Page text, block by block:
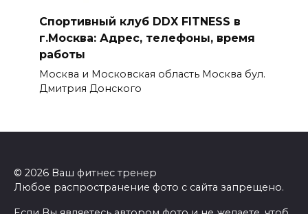
Спортивный клуб DDX FITNESS в
г.Москва: Адрес, телефоны, время
работы
Москва и Московская область Москва бул.
Дмитрия Донского
© 2026 Ваш фитнес тренер
Любое распространение фото с сайта запрещено.